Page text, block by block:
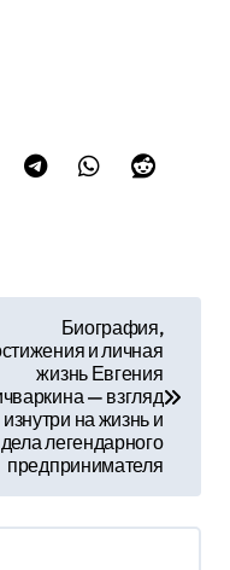
Биография,
и личная
жизнь Евгения
— взгляд
изнутри на жизнь и
дела легендарного
предпринимателя